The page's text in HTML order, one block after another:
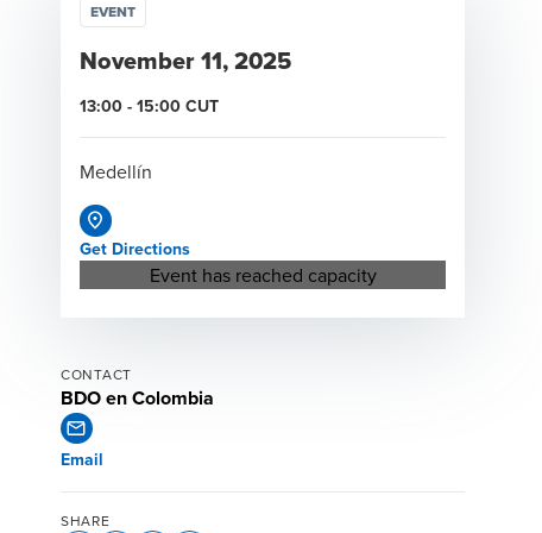
EVENT
November 11, 2025
13:00 - 15:00 CUT
Medellín
Get Directions
Event has reached capacity
Opens in a new window/tab
CONTACT
BDO en Colombia
Email
SHARE